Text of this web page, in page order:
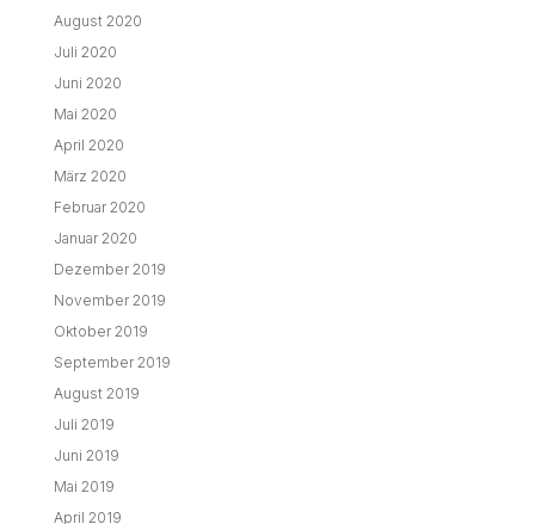
August 2020
Juli 2020
Juni 2020
Mai 2020
April 2020
März 2020
Februar 2020
Januar 2020
Dezember 2019
November 2019
Oktober 2019
September 2019
August 2019
Juli 2019
Juni 2019
Mai 2019
April 2019